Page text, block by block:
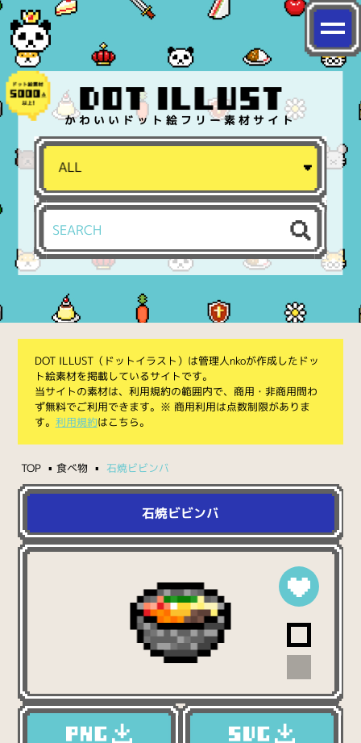
かわいいドット絵フリー素材サイト
DOT ILLUST（ドットイラスト）は管理人nkoが作成したドッ
ト絵素材を掲載しているサイトです。
当サイトの素材は、利用規約の範囲内で、商用・非商用問わ
ず無料でご利用できます。※ 商用利用は点数制限がありま
す。 利用規約はこちら。
TOP 食べ物 石焼ビビンバ
石焼ビビンバ